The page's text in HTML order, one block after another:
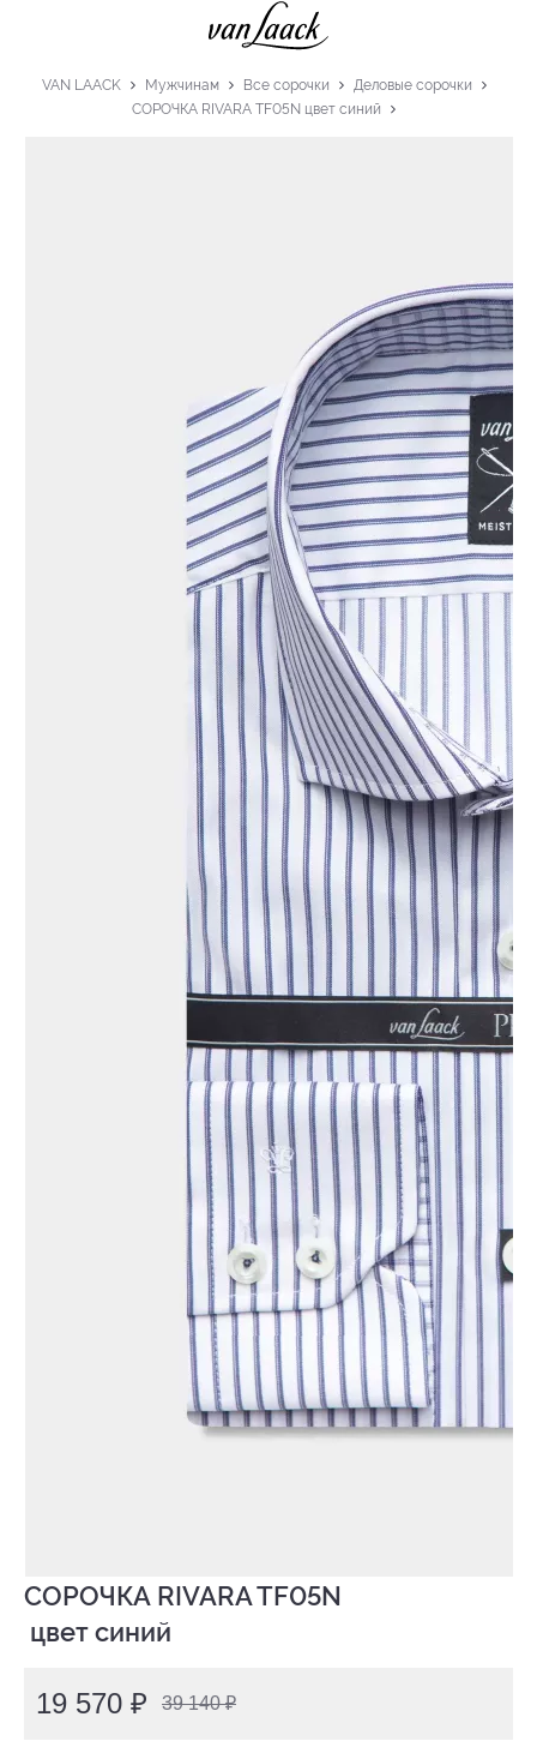
VAN LAACK Мужчинам Все сорочки
Деловые сорочки
СОРОЧКА RIVARA TF05N цвет синий
СОРОЧКА RIVARA TF05N
цвет синий
19 570 ₽ 39 140 ₽